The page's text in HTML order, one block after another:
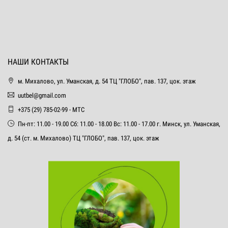
НАШИ КОНТАКТЫ
м. Михалово, ул. Уманская, д. 54 ТЦ "ГЛОБО", пав. 137, цок. этаж
uutbel@gmail.com
+375 (29) 785-02-99 - МТС
Пн-пт: 11.00 - 19.00 Сб: 11.00 - 18.00 Вс: 11.00 - 17.00 г. Минск, ул. Уманская,
д. 54 (ст. м. Михалово) ТЦ "ГЛОБО", пав. 137, цок. этаж